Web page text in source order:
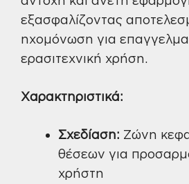
εξασφαλίζοντας
ηχομόνωση για
ερασιτεχνική χρήση.
Χαρακτηριστικά:
Σχεδίαση: Ζώνη
θέσεων για
χρήστη